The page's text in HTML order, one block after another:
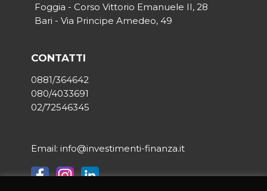
Foggia - Corso Vittorio Emanuele II, 28
Bari - Via Principe Amedeo, 49
CONTATTI
0881/364642
080/4033691
02/72546345
Email: info@investimenti-finanza.it